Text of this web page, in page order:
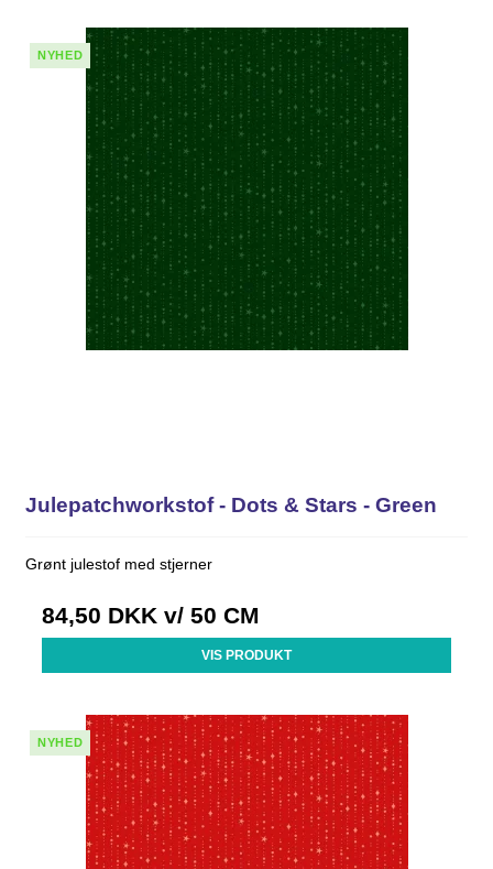
NYHED
Julepatchworkstof - Dots & Stars - Green
Grønt julestof med stjerner
84,50 DKK v/ 50 CM
VIS PRODUKT
NYHED